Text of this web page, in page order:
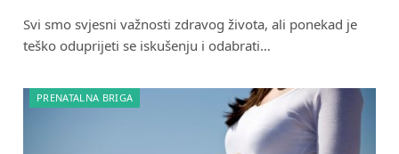
Svi smo svjesni važnosti zdravog života, ali ponekad je
teško oduprijeti se iskušenju i odabrati…
PRENATALNA BRIGA